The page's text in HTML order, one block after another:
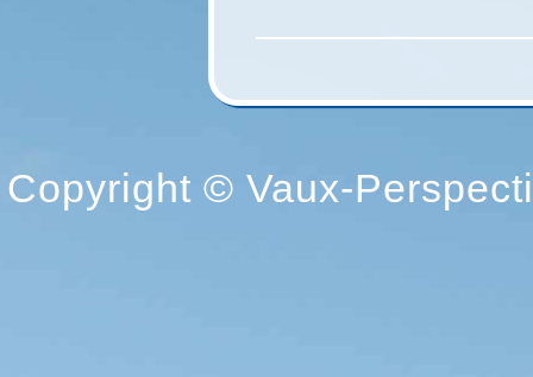
Copyright © Vaux-